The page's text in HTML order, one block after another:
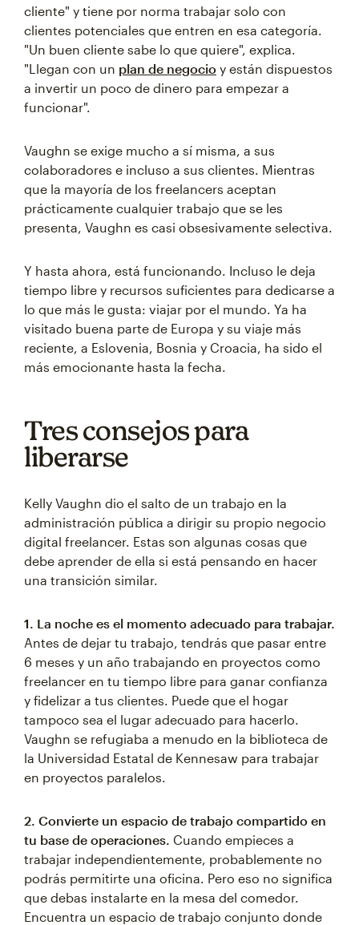
cliente" y tiene por norma trabajar solo con
clientes potenciales que entren en esa categoría.
"Un buen cliente sabe lo que quiere", explica.
"Llegan con un plan de negocio y están dispuestos
a invertir un poco de dinero para empezar a
funcionar".
Vaughn se exige mucho a sí misma, a sus
colaboradores e incluso a sus clientes. Mientras
que la mayoría de los freelancers aceptan
prácticamente cualquier trabajo que se les
presenta, Vaughn es casi obsesivamente selectiva.
Y hasta ahora, está funcionando. Incluso le deja
tiempo libre y recursos suficientes para dedicarse a
lo que más le gusta: viajar por el mundo. Ya ha
visitado buena parte de Europa y su viaje más
reciente, a Eslovenia, Bosnia y Croacia, ha sido el
más emocionante hasta la fecha.
Tres consejos para
liberarse
Kelly Vaughn dio el salto de un trabajo en la
administración pública a dirigir su propio negocio
digital freelancer. Estas son algunas cosas que
debe aprender de ella si está pensando en hacer
una transición similar.
1. La noche es el momento adecuado para trabajar.
Antes de dejar tu trabajo, tendrás que pasar entre
6 meses y un año trabajando en proyectos como
freelancer en tu tiempo libre para ganar confianza
y fidelizar a tus clientes. Puede que el hogar
tampoco sea el lugar adecuado para hacerlo.
Vaughn se refugiaba a menudo en la biblioteca de
la Universidad Estatal de Kennesaw para trabajar
en proyectos paralelos.
2. Convierte un espacio de trabajo compartido en
tu base de operaciones. Cuando empieces a
trabajar independientemente, probablemente no
podrás permitirte una oficina. Pero eso no significa
que debas instalarte en la mesa del comedor.
Encuentra un espacio de trabajo conjunto donde